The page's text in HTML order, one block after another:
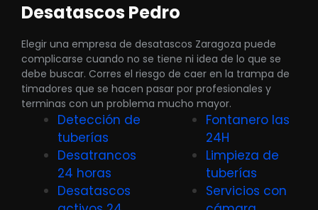
Desatascos Pedro
Elegir una empresa de desatascos Zaragoza puede
complicarse cuando no se tiene ni idea de lo que se
debe buscar. Corres el riesgo de caer en la trampa de
timadores que se hacen pasar por profesionales y
terminas con un problema mucho mayor.
Detección de
tuberías
Desatrancos
24 horas
Desatascos
Fontanero las
24H
Limpieza de
tuberías
Servicios con